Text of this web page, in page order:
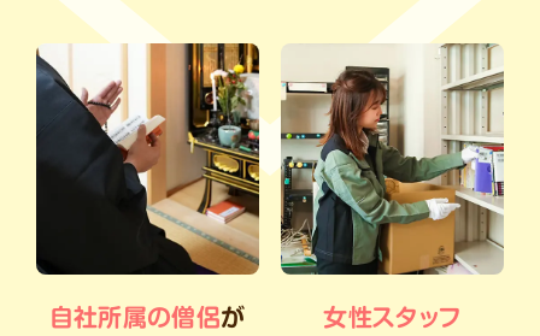
自社所属の僧侶が
女性スタッフ